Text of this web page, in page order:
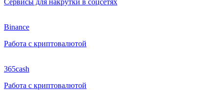
Сервисы для накрутки в соцсетях
Binance
Работа с криптовалютой
365cash
Работа с криптовалютой